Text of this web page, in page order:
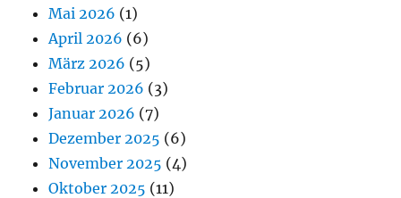
Mai 2026 (1)
April 2026 (6)
März 2026 (5)
Februar 2026 (3)
Januar 2026 (7)
Dezember 2025 (6)
November 2025 (4)
Oktober 2025 (11)